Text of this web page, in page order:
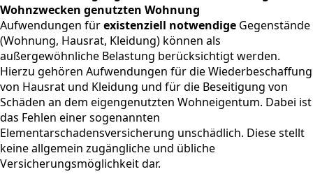
Wohnzwecken genutzten Wohnung
Aufwendungen fürexistenziell notwendige Gegenstände
(Wohnung, Hausrat, Kleidung) können als
außergewöhnliche Belastung berücksichtigt werden.
Hierzu gehören Aufwendungen für die Wiederbeschaffung
von Hausrat und Kleidung und für die Beseitigung von
Schäden an dem eigengenutzten Wohneigentum. Dabei ist
das Fehlen einer sogenannten
Elementarschadensversicherung unschädlich. Diese stellt
keine allgemein zugängliche und übliche
Versicherungsmöglichkeit dar.